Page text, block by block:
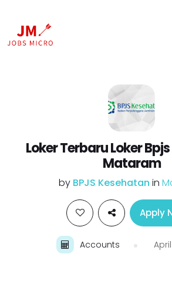
Loker Terbaru Loker
Mataram
by BPJS Kesehatan in
Apply
Accounts